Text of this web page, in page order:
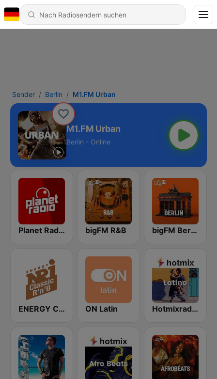
Sender Berlin M1.FM Urban
M1.FM Urban
Berlin - Online
Planet Radio bigFM R&B bigFM Berlin
ENERGY Classic RNB ON Latin Hotmixradio Latino